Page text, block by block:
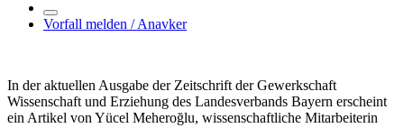
Vorfall melden / Anavker
In der aktuellen Ausgabe der Zeitschrift der Gewerkschaft
Wissenschaft und Erziehung des Landesverbands Bayern erscheint
ein Artikel von Yücel Meheroğlu, wissenschaftliche Mitarbeiterin